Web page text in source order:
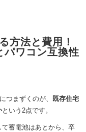
方法と費用！
パワコン互換性
つまずくのが、
既存住宅
という2点です。
蓄電池はあとから、卒